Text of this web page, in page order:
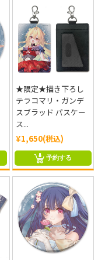
★限定★描き下ろし
テラコマリ・ガンデ
スブラッド パスケー
ス...
¥1,650(税込)
予約する